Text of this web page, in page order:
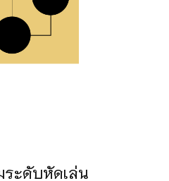
ระดับหัดเล่น